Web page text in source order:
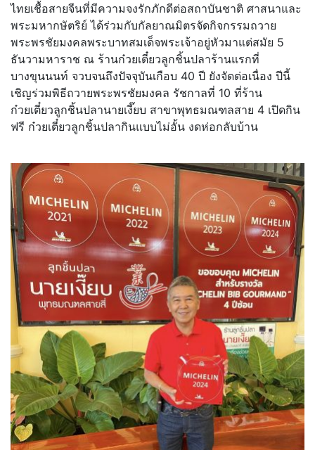
ไทยเชื้อสายจีนที่มีความจงรักภักดีต่อสถาบันชาติ ศาสนาและ
พระมหากษัตริย์ ได้ร่วมกับกัลยาณมิตรจัดกิจกรรมถวาย
พระพรชัยมงคลพระบาทสมเด็จพระเจ้าอยู่หัวมาแต่สมัย 5
ธันวามหาราช ณ ร้านก๋วยเตี๋ยวลูกชิ้นปลาร้านแรกที่
บางขุนนนท์ จวบจนถึงปัจจุบันเกือบ 40 ปี ยังจัดต่อเนื่อง ปีนี้
เชิญร่วมพิธีถวายพระพรชัยมงคล รัชกาลที่ 10 ที่ร้าน
ก๋วยเตี๋ยวลูกชิ้นปลานายเงี๊ยบ สาขาพุทธมณฑลสาย 4 เปิดกิน
ฟรี ก๋วยเตี๋ยวลูกชิ้นปลากินแบบไม่อั้น งดห่อกลับบ้าน